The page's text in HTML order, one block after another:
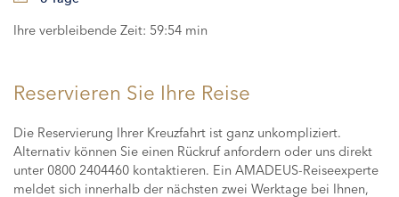
Ihre verbleibende Zeit: 59:54 min
Reservieren Sie Ihre Reise
Die Reservierung Ihrer Kreuzfahrt ist ganz unkompliziert.
Alternativ können Sie einen Rückruf anfordern oder uns direkt
unter 0800 2404460 kontaktieren. Ein AMADEUS-Reiseexperte
meldet sich innerhalb der nächsten zwei Werktage bei Ihnen,